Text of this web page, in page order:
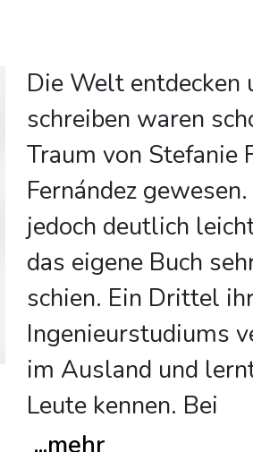
Die Welt entdecken
schreiben waren
Traum von Stefanie
Fernández
jedoch deutlich
das eigene Buch
schien. Ein Drittel
Ingenieurstudiums
im Ausland und
Leute kennen. Bei
...mehr